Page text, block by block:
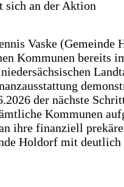
Vaske (Gemeinde
Kommunen bereits
der nächste
Kommunen
ihre finanziell
Holdorf mit deutlich